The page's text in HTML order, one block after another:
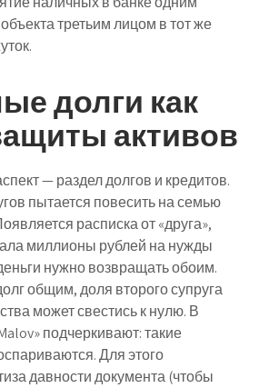
третьим лицом в тот же
долги как
активов
— раздел долгов и кредитов.
пытается повесить на семью
расписка от «друга»,
миллионы рублей на нужды
нужно возвращать обоим.
общим, доля второго супруга
может свестись к нулю. В
подчеркивают: такие
Для этого
давности документа (чтобы